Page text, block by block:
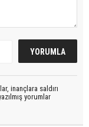
inançlara saldırı
yorumlar